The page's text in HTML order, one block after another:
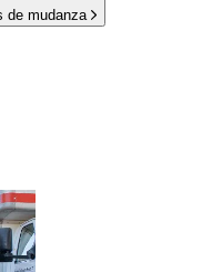
de mudanza